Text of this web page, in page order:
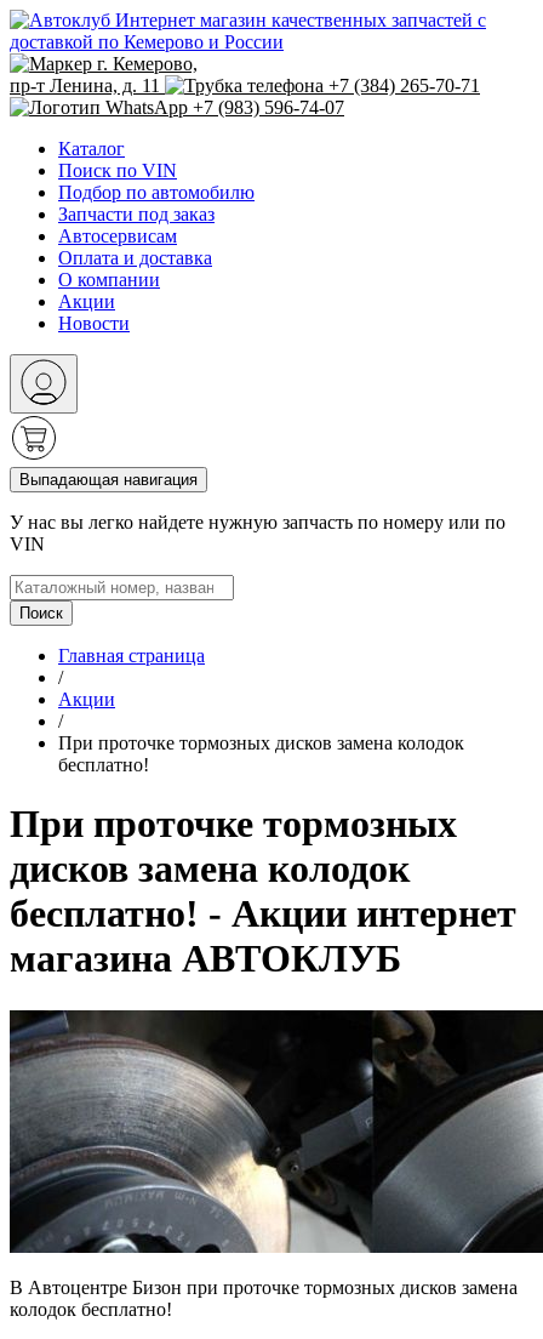
Интернет магазин качественных запчастей с
доставкой по Кемерово и России
г. Кемерово,
пр-т Ленина, д. 11
+7 (384) 265-70-71
+7 (983) 596-74-07
Каталог
Поиск по VIN
Подбор по автомобилю
Запчасти под заказ
Автосервисам
Оплата и доставка
О компании
Акции
Новости
Выпадающая навигация
У нас вы легко найдете нужную запчасть по номеру или по
VIN
Поиск
Главная страница
/
Акции
/
При проточке тормозных дисков замена колодок
бесплатно!
При проточке тормозных
дисков замена колодок
бесплатно! - Акции интернет
магазина АВТОКЛУБ
В Автоцентре Бизон при проточке тормозных дисков замена
колодок бесплатно!